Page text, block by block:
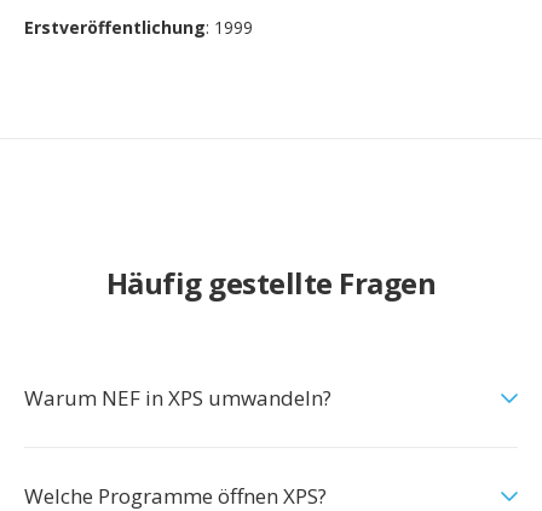
Erstveröffentlichung: 1999
Häufig gestellte Fragen
Warum NEF in XPS umwandeln?
Welche Programme öffnen XPS?